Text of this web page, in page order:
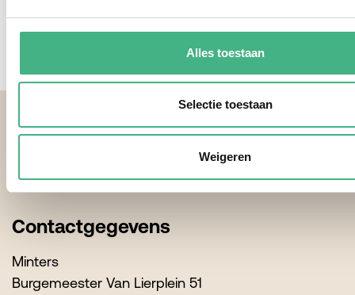
Alles toestaan
Selectie toestaan
Weigeren
Aanmelden
Contactgegevens
Minters
Burgemeester Van Lierplein 51